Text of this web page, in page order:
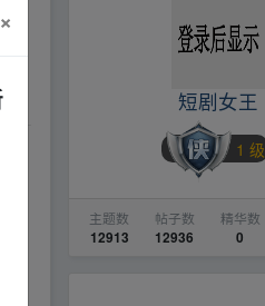
短剧女王
1 级
主题数
12913
帖子数
12936
精华数
0
×